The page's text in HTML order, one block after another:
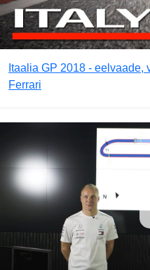
Itaalia GP 2018 -
Ferrari